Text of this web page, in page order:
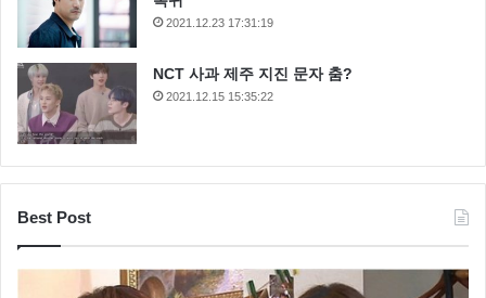
2021.12.23 17:31:19
NCT 사과 제주 지진 문자 춤?
2021.12.15 15:35:22
Best Post